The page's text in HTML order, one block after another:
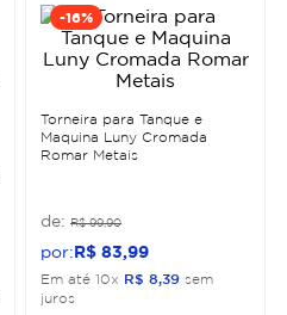
-16%
Torneira para Tanque e
Maquina Luny Cromada
Romar Metais
R$ 99,90
R$ 83 99
Em até 10x R$ 8 39 sem
juros